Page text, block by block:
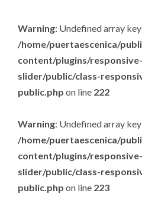
Warning: Undefined array
/home/puertaescenica/
content/plugins/
slider/public/class-
public.php on line 222
Warning: Undefined array
/home/puertaescenica/
content/plugins/
slider/public/class-
public.php on line 223